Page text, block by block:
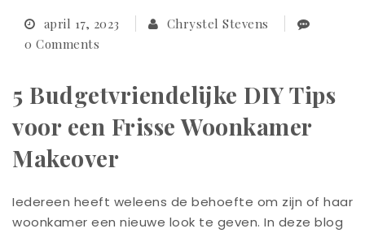
april 17, 2023
Chrystel Stevens
0 Comments
5 Budgetvriendelijke DIY Tips
voor een Frisse Woonkamer
Makeover
Iedereen heeft weleens de behoefte om zijn of haar
woonkamer een nieuwe look te geven. In deze blog